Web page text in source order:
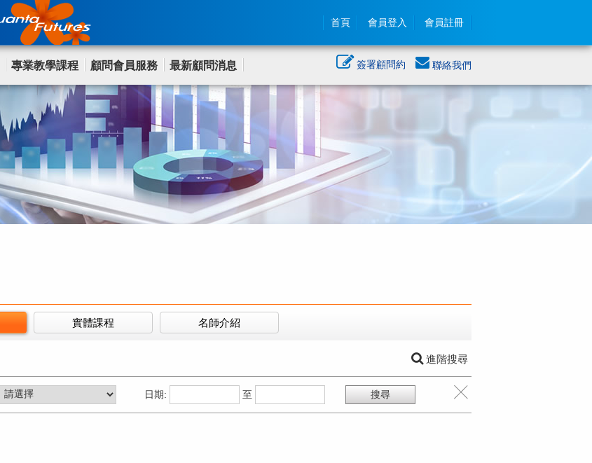
首頁 會員登入 會員註冊
專業教學課程 顧問會員服務 最新顧問消息 簽署顧問約 聯絡我們
實體課程 名師介紹
進階搜尋
日期: 至